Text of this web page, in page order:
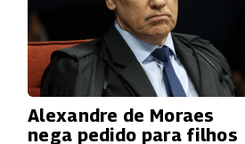
Alexandre de Moraes
nega pedido para filhos